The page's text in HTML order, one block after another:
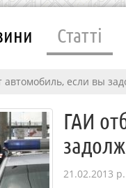
Статті
автомобиль, если вы
ГАИ
21.02.2013